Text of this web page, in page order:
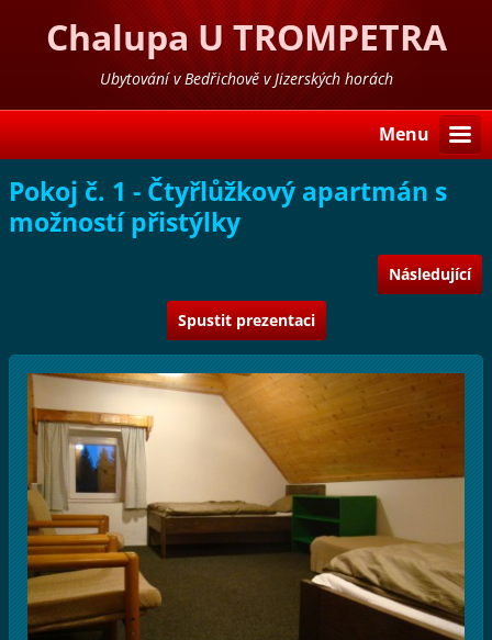
Chalupa U TROMPETRA
Ubytování v Bedřichově v Jizerských horách
Menu
Pokoj č. 1 - Čtyřlůžkový apartmán s
možností přistýlky
Následující
Spustit prezentaci